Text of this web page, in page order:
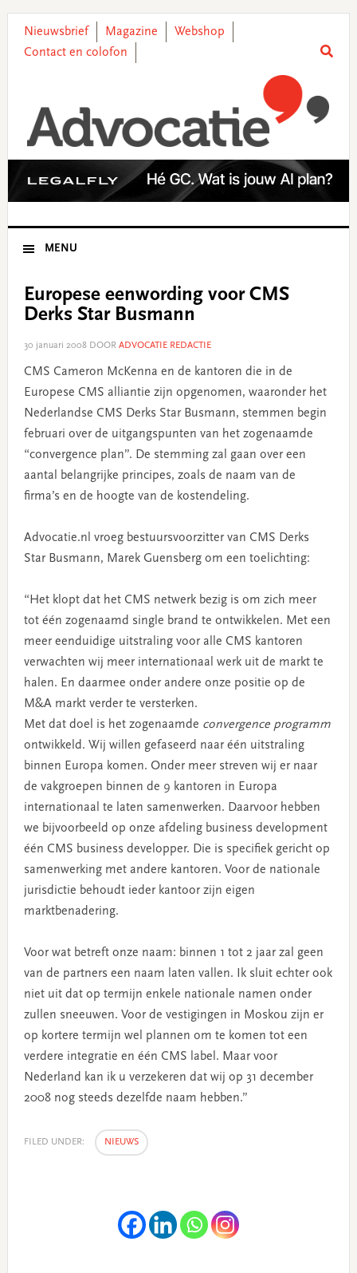
primary
main
primary
footer
Nieuwsbrief Magazine
Webshop
Contact en colofon
MENU
Europese eenwording voor CMS
Derks Star Busmann
30 januari 2008DOOR ADVOCATIE REDACTIE
CMS Cameron McKenna en de kantoren die in de
Europese CMS alliantie zijn opgenomen, waaronder het
Nederlandse CMS Derks Star Busmann, stemmen begin
februari over de uitgangspunten van het zogenaamde
“convergence plan”. De stemming zal gaan over een
aantal belangrijke principes, zoals de naam van de
firma’s en de hoogte van de kostendeling.
Advocatie.nl vroeg bestuursvoorzitter van CMS Derks
Star Busmann, Marek Guensberg om een toelichting:
“Het klopt dat het CMS netwerk bezig is om zich meer
tot één zogenaamd single brand te ontwikkelen. Met een
meer eenduidige uitstraling voor alle CMS kantoren
verwachten wij meer internationaal werk uit de markt te
halen. En daarmee onder andere onze positie op de
M&A markt verder te versterken.
Met dat doel is het zogenaamde convergence programm
ontwikkeld. Wij willen gefaseerd naar één uitstraling
binnen Europa komen. Onder meer streven wij er naar
de vakgroepen binnen de 9 kantoren in Europa
internationaal te laten samenwerken. Daarvoor hebben
we bijvoorbeeld op onze afdeling business development
één CMS business developper. Die is specifiek gericht op
samenwerking met andere kantoren. Voor de nationale
jurisdictie behoudt ieder kantoor zijn eigen
marktbenadering.
Voor wat betreft onze naam: binnen 1 tot 2 jaar zal geen
van de partners een naam laten vallen. Ik sluit echter ook
niet uit dat op termijn enkele nationale namen onder
zullen sneeuwen. Voor de vestigingen in Moskou zijn er
op kortere termijn wel plannen om te komen tot een
verdere integratie en één CMS label. Maar voor
Nederland kan ik u verzekeren dat wij op 31 december
2008 nog steeds dezelfde naam hebben.”
FILED UNDER: NIEUWS